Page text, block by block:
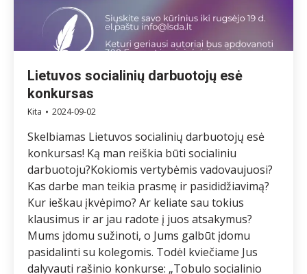
Lietuvos socialinių darbuotojų esė
konkursas
Kita 2024-09-02
Skelbiamas Lietuvos socialinių darbuotojų esė
konkursas! Ką man reiškia būti socialiniu
darbuotoju?Kokiomis vertybėmis vadovaujuosi?
Kas darbe man teikia prasmę ir pasididžiavimą?
Kur ieškau įkvėpimo? Ar keliate sau tokius
klausimus ir ar jau radote į juos atsakymus?
Mums įdomu sužinoti, o Jums galbūt įdomu
pasidalinti su kolegomis. Todėl kviečiame Jus
dalyvauti rašinio konkurse: „Tobulo socialinio